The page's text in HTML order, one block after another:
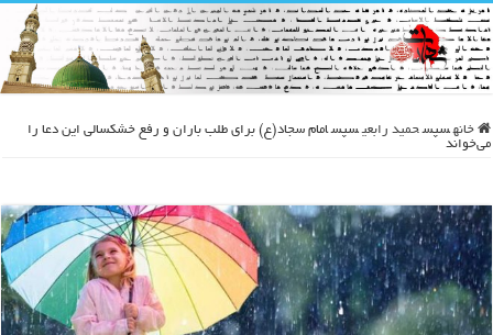
خانه سپس حمید رابعی سپس امام سجاد(ع) برای طلب باران و رفع خشکسالی این دعا را
می‌خواند